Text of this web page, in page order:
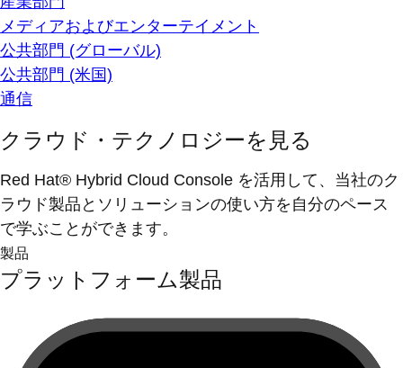
メディアおよびエンターテイメント
公共部門 (グローバル)
公共部門 (米国)
通信
クラウド・テクノロジーを見る
Red Hat® Hybrid Cloud Console を活用して、当社のク
ラウド製品とソリューションの使い方を自分のペース
で学ぶことができます。
製品
プラットフォーム製品